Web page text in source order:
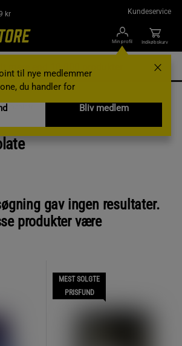
kr Kundeservice
Min profil
til nye medlemmer
du handler for
Bliv medlem
Indkøbskurv
gav ingen resultater.
produkter være
MEST SOLGTE
PRISFUND